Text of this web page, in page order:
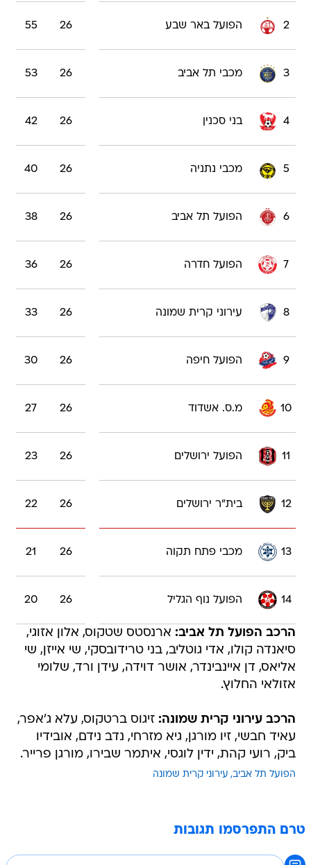
2 הפועל באר שבע 26
55
3 מכבי תל אביב 26
53
4 בני סכנין 26
42
5 מכבי נתניה 26
40
6 הפועל תל אביב 26
38
7 הפועל חדרה 26
36
8 עירוני קרית שמונה 26
33
9 הפועל חיפה 26
30
10 מ.ס. אשדוד 26
27
11 הפועל ירושלים 26
23
12 בית"ר ירושלים 26
22
13 מכבי פתח תקוה 26
21
14 הפועל נוף הגליל 26
20
הרכב הפועל תל אביב: ארנסטס שטקוס, אלון אזוגי,
סיאנדה קולו, אדי גוטליב, בני טרידובסקי, שי אייזן, שי
אליאס, דן איינבינדר, אושר דוידה, עידן ורד, שלומי
אזולאי החלוץ.
הרכב עירוני קרית שמונה: זיגוס ברטקוס, עלא ג'אפר,
עאיד חבשי, זיו מורגן, גיא מזרחי, נדב נידם, אובידיו
ביק, רועי קהת, ידין לוגסי, איתמר שבירו, מורגן פרייר.
הפועל תל אביב עירוני קרית שמונה
טרם התפרסמו תגובות